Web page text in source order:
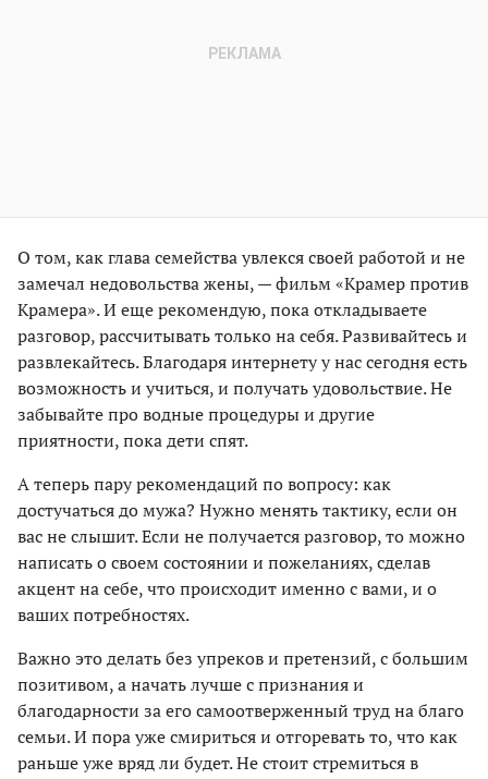
О том, как глава семейства увлекся своей работой и не
замечал недовольства жены, — фильм «Крамер против
Крамера». И еще рекомендую, пока откладываете
разговор, рассчитывать только на себя. Развивайтесь и
развлекайтесь. Благодаря интернету у нас сегодня есть
возможность и учиться, и получать удовольствие. Не
забывайте про водные процедуры и другие
приятности, пока дети спят.
А теперь пару рекомендаций по вопросу: как
достучаться до мужа? Нужно менять тактику, если он
вас не слышит. Если не получается разговор, то можно
написать о своем состоянии и пожеланиях, сделав
акцент на себе, что происходит именно с вами, и о
ваших потребностях.
Важно это делать без упреков и претензий, с большим
позитивом, а начать лучше с признания и
благодарности за его самоотверженный труд на благо
семьи. И пора уже смириться и отгоревать то, что как
раньше уже вряд ли будет. Не стоит стремиться в